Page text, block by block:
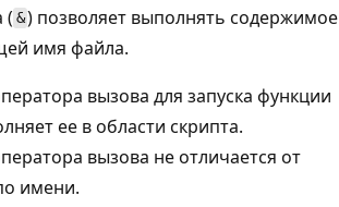
( &) позволяет выполнять содержимое
имя файла.
вызова для запуска функции
ее в области скрипта.
вызова не отличается от
имени.